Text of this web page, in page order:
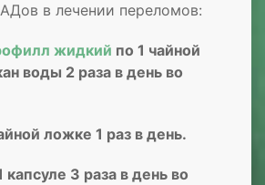
в лечении переломов:
жидкий по 1 чайной
воды 2 раза в день во
ложке 1 раз в день.
капсуле 3 раза в день во